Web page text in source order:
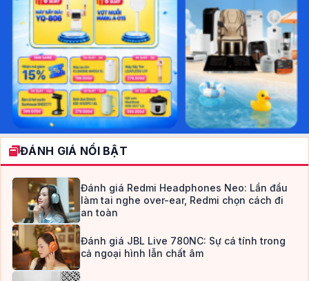
ĐÁNH GIÁ NỔI BẬT
Đánh giá Redmi Headphones Neo: Lần đầu
làm tai nghe over-ear, Redmi chọn cách đi
an toàn
Đánh giá JBL Live 780NC: Sự cá tính trong
cả ngoại hình lẫn chất âm